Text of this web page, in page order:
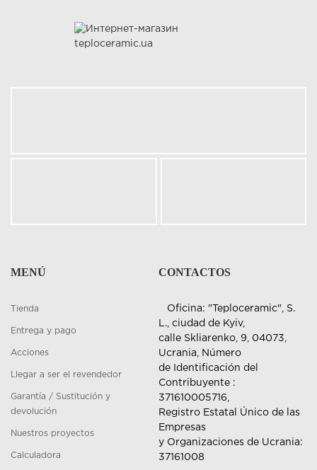
MENÚ
Tienda
Entrega y pago
Acciones
Llegar a ser el revendedor
Garantía / Sustitución y
devolución
Nuestros proyectos
Calculadora
CONTACTOS
Oficina: "Teploceramic", S.
L., ciudad de Kyiv,
calle Skliarenko, 9, 04073,
Ucrania, Número
de Identificación del
Contribuyente :
371610005716,
Registro Estatal Único de las
Empresas
y Organizaciones de Ucrania:
37161008